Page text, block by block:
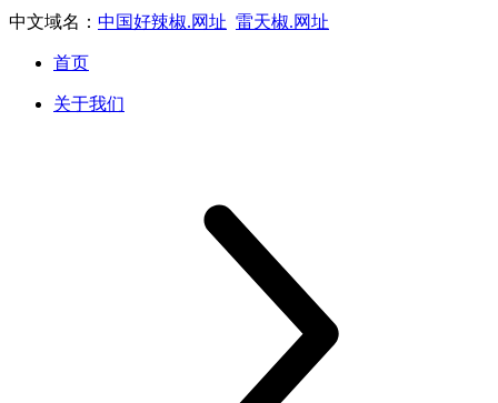
中文域名： 中国好辣椒.网址 雷天椒.网址
首页
关于我们